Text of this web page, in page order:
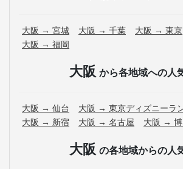
大阪 → 宮城 大阪 → 千葉 大阪 → 東京
大阪 → 福岡
大阪 から各地域への人
大阪 → 仙台
大阪 → 東京ディズニーラ
大阪 → 新宿
大阪 → 名古屋 大阪 → 博
大阪 の各地域からの人